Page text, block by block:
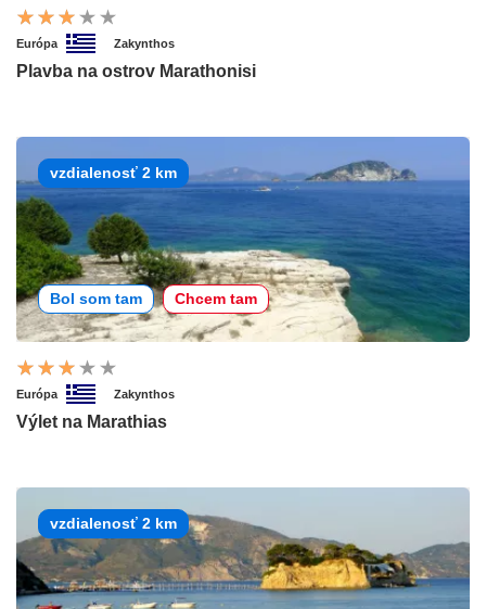
Európa Zakynthos
Plavba na ostrov Marathonisi
vzdialenosť 2 km
Bol som tam Chcem tam
Európa Zakynthos
Výlet na Marathias
vzdialenosť 2 km